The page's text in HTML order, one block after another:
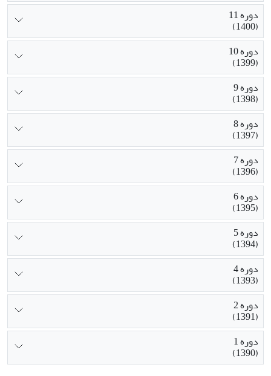
دوره 11
(1400)
دوره 10
(1399)
دوره 9
(1398)
دوره 8
(1397)
دوره 7
(1396)
دوره 6
(1395)
دوره 5
(1394)
دوره 4
(1393)
دوره 2
(1391)
دوره 1
(1390)